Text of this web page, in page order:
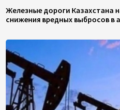
Железные дороги Казахстана
снижения вредных выбросов в